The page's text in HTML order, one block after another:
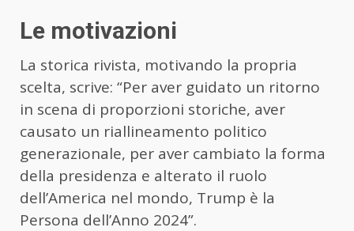
Le motivazioni
La storica rivista, motivando la propria
scelta, scrive: “Per aver guidato un ritorno
in scena di proporzioni storiche, aver
causato un riallineamento politico
generazionale, per aver cambiato la forma
della presidenza e alterato il ruolo
dell’America nel mondo, Trump è la
Persona dell’Anno 2024”.